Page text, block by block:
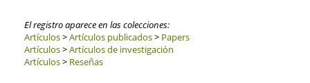
El registro aparece en las colecciones:
Artículos>Artículos publicados> Papers
Artículos>Artículos de investigación
Artículos> Reseñas